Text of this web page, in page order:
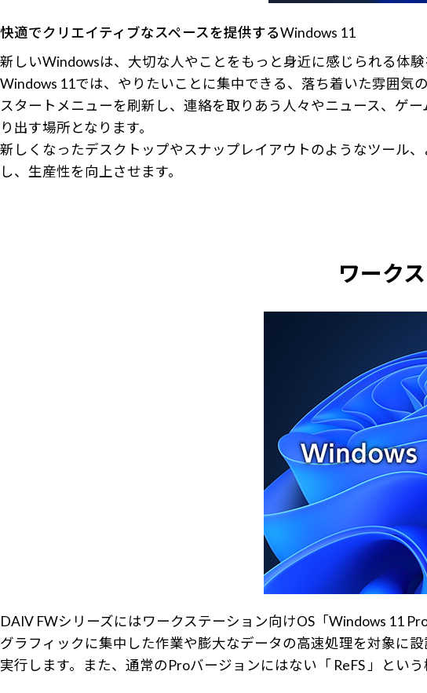
快適でクリエイティブなスペースを提供するWindows 11
新しいWindowsは、大切な人やことをもっと身近に感じられる体験
Windows 11では、やりたいことに集中できる、落ち着いた雰囲気
スタートメニューを刷新し、連絡を取りあう人々やニュース、ゲ
り出す場所となります。
新しくなったデスクトップやスナップレイアウトのようなツール
し、生産性を向上させます。
ワーク
DAIV FWシリーズにはワークステーション向けOS「Windows 11
グラフィックに集中した作業や膨大なデータの高速処理を対象に
実行します。また、通常のProバージョンにはない「 ReFS 」という